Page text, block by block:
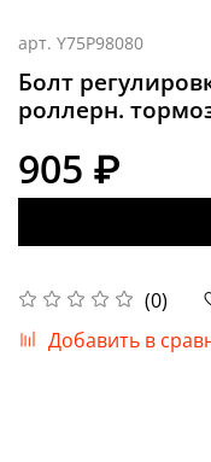
арт. Y75P98080
Болт
роллерн.
(0)
Добавить в
905 ₽